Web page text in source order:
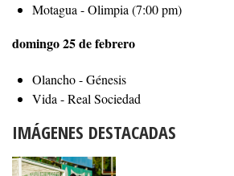
Motagua - Olimpia (7:00 pm)
domingo 25 de febrero
Olancho - Génesis
Vida - Real Sociedad
IMÁGENES DESTACADAS